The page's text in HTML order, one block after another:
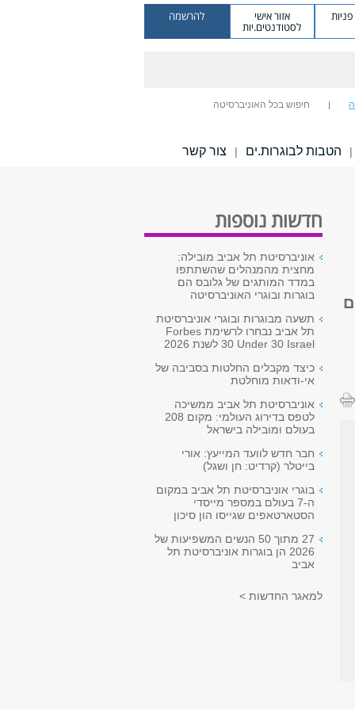
אזור אישי
לסטודנטים.יות
להרשמה
חיפוש בכל האוניברסיטה
| הטבות לבוגרות.ים | צור קשר
חדשות נוספות
אוניברסיטת תל אביב מובילה:
מחצית מהמנהלים שהשתתפו
במדד המותגים של גלובס הם
בוגרות ובוגרי האוניברסיטה
תשעה מבוגרות ובוגרי אוניברסיטת
תל אביב נבחרו לרשימת Forbes
30 Under 30 Israel לשנת 2026
כיצד מקבלים החלטות בסביבה של
אי-ודאות מוחלטת
אוניברסיטת תל אביב ממשיכה
לטפס בדירוג העולמי: מקום 208
בעולם ומובילה בישראל
חבר חדש לוועד המייעץ: אורי
בייטלר (קרדיט: חן ושגל)
בוגרי אוניברסיטת תל אביב במקום
ה-7 בעולם במספר מייסדי
הסטארטאפים שגייסו הון סיכון
27 מתוך 50 הנשים המשפיעות של
2026 הן בוגרות אוניברסיטת תל
אביב
למאגר החדשות >